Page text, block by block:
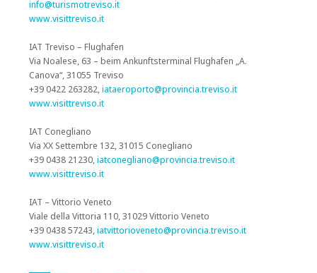
info@turismotreviso.it
www.visittreviso.it
IAT Treviso – Flughafen
Via Noalese, 63 – beim Ankunftsterminal Flughafen „A.
Canova“, 31055 Treviso
+39 0422 263282,iataeroporto@provincia.treviso.it
www.visittreviso.it
IAT Conegliano
Via XX Settembre 132, 31015 Conegliano
+39 0438 21230,iatconegliano@provincia.treviso.it
www.visittreviso.it
IAT – Vittorio Veneto
Viale della Vittoria 110, 31029 Vittorio Veneto
+39 0438 57243,iatvittorioveneto@provincia.treviso.it
www.visittreviso.it